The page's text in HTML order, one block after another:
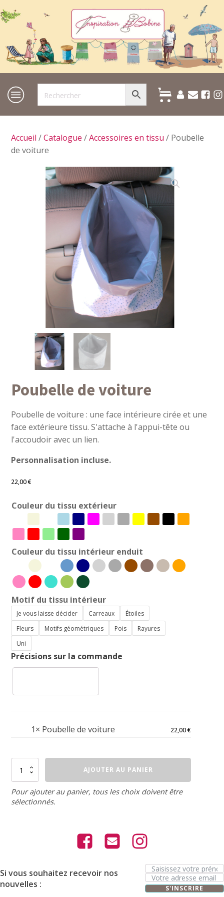
Accueil /Catalogue /Accessoires en tissu / Poubelle
de voiture
Poubelle de voiture
Poubelle de voiture : une face intérieure cirée et une
face extérieure tissu. S'attache à l'appui-tête ou
l'accoudoir avec un lien.
Personnalisation incluse.
22,00€
Couleur du tissu extérieur
Couleur du tissu intérieur enduit
Motif du tissu intérieur
Je vous laisse décider Carreaux
Étoiles
Fleurs
Motifs géométriques Pois
Rayures
Uni
Précisions sur la commande
1× Poubelle de voiture 22,00€
quantité
Poubelle
de
voiture
AJOUTER AU PANIER
Pour ajouter au panier, tous les choix doivent être
sélectionnés.
Si vous souhaitez recevoir nos
nouvelles :
S'INSCRIRE